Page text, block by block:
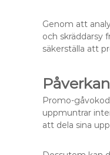
Genom att
och skräddarsy
säkerställa att
Promo-
uppmuntrar
att dela sina